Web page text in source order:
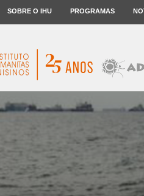
SOBRE O IHU PROGRAMAS